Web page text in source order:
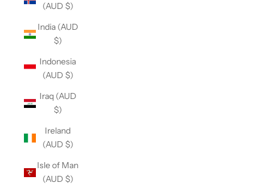
(AUD $)
India (AUD
$)
Indonesia
(AUD $)
Iraq (AUD
$)
Ireland
(AUD $)
Isle of Man
(AUD $)